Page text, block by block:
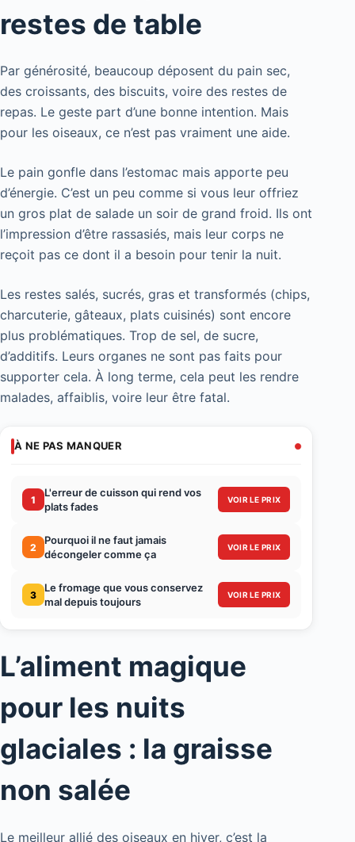
restes de table
Par générosité, beaucoup déposent du pain sec,
des croissants, des biscuits, voire des restes de
repas. Le geste part d’une bonne intention. Mais
pour les oiseaux, ce n’est pas vraiment une aide.
Le pain gonfle dans l’estomac mais apporte peu
d’énergie. C’est un peu comme si vous leur offriez
un gros plat de salade un soir de grand froid. Ils ont
l’impression d’être rassasiés, mais leur corps ne
reçoit pas ce dont il a besoin pour tenir la nuit.
Les restes salés, sucrés, gras et transformés (chips,
charcuterie, gâteaux, plats cuisinés) sont encore
plus problématiques. Trop de sel, de sucre,
d’additifs. Leurs organes ne sont pas faits pour
supporter cela. À long terme, cela peut les rendre
malades, affaiblis, voire leur être fatal.
À NE PAS MANQUER
1
L'erreur de cuisson qui rend vos
plats fades
VOIR LE PRIX
2
Pourquoi il ne faut jamais
décongeler comme ça
VOIR LE PRIX
3
Le fromage que vous conservez
mal depuis toujours
VOIR LE PRIX
L’aliment magique
pour les nuits
glaciales : la graisse
non salée
Le meilleur allié des oiseaux en hiver, c’est la